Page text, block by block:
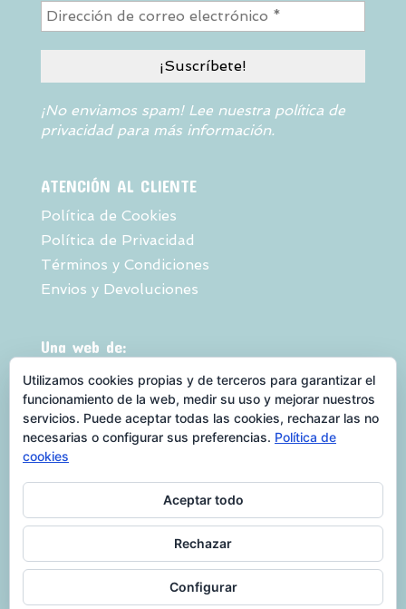
¡No enviamos spam! Lee nuestra política de
privacidadpara más información.
ATENCIÓN AL CLIENTE
Política de Cookies
Política de Privacidad
Términos y Condiciones
Envios y Devoluciones
Una web de:
J.Orihuela- 2021 - Todos los derechos
reservados 2021 ANEOP
Utilizamos cookies propias y de terceros para garantizar el
funcionamiento de la web, medir su uso y mejorar nuestros
servicios. Puede aceptar todas las cookies, rechazar las no
necesarias o configurar sus preferencias. Política de
cookies
Aceptar todo
Rechazar
Configurar